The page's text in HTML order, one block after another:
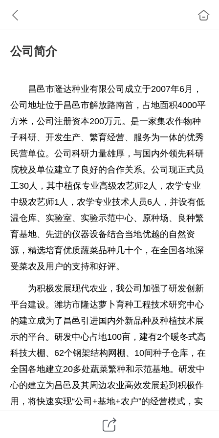
公司简介
昌邑市隆达种业有限公司成立于2007年6月，
公司地址位于昌邑市解放路南首，占地面积4000平
方米，公司注册资本200万元。是一家集农作物种
子科研、开发生产、繁育经营、服务为一体的优秀
民营单位。公司科研力量雄厚，与国内外领先科研
院校及单位建立了良好的合作关系。公司现正式员
工30人，其中植保专业高级农艺师2人，农学专业
中级农艺师1人，农学专业技术人员6人，并设有低
温仓库、实验室、实验示范中心、原种场、良种繁
育基地、先进的仪器设备结合当地优越的自然资
源，精选培育优质蔬菜品种几十个，在全国各地深
受菜农及用户的支持和好评。
为积极发展现代农业，我公司加强了研发创新
平台建设。潍坊市隆达萝卜育种工程技术研究中心
的建立成为了昌邑引进国内外新品种及种植技术展
示的平台。研发中心占地100亩，建有2个暖冬式高
科技大棚、62个钢架结构网棚、10间种子仓库，在
全国各地建立20多处蔬菜繁种和示范基地。研发中
心的建立为昌邑及其周边农业高效发展起到积极作
用，将快速实现“公司+基地+农户”的经营模式，实
现合同制利益联结方式，带动了农民种植积极性，
促进农民增收以及新农村建设。推动了我市种子种